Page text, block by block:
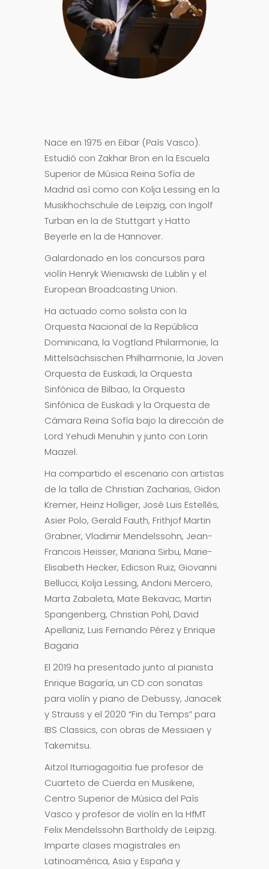
Nace en 1975 en Eibar (País Vasco).
Estudió con Zakhar Bron en la Escuela
Superior de Música Reina Sofía de
Madrid así como con Kolja Lessing en la
Musikhochschule de Leipzig, con Ingolf
Turban en la de Stuttgart y Hatto
Beyerle en la de Hannover.
Galardonado en los concursos para
violín Henryk Wieniawski de Lublin y el
European Broadcasting Union.
Ha actuado como solista con la
Orquesta Nacional de la República
Dominicana, la Vogtland Philarmonie, la
Mittelsächsischen Philharmonie, la Joven
Orquesta de Euskadi, la Orquesta
Sinfónica de Bilbao, la Orquesta
Sinfónica de Euskadi y la Orquesta de
Cámara Reina Sofía bajo la dirección de
Lord Yehudi Menuhin y junto con Lorin
Maazel.
Ha compartido el escenario con artistas
de la talla de Christian Zacharias, Gidon
Kremer, Heinz Holliger, José Luis Estellés,
Asier Polo, Gerald Fauth, Frithjof Martin
Grabner, Vladimir Mendelssohn, Jean-
Francois Heisser, Mariana Sirbu, Marie-
Elisabeth Hecker, Edicson Ruiz, Giovanni
Bellucci, Kolja Lessing, Andoni Mercero,
Marta Zabaleta, Mate Bekavac, Martin
Spangenberg, Christian Pohl, David
Apellaniz, Luis Fernando Pérez y Enrique
Bagaria
El 2019 ha presentado junto al pianista
Enrique Bagaría, un CD con sonatas
para violín y piano de Debussy, Janacek
y Strauss y el 2020 “Fin du Temps” para
IBS Classics, con obras de Messiaen y
Takemitsu.
Aitzol Iturriagagoitia fue profesor de
Cuarteto de Cuerda en Musikene,
Centro Superior de Música del País
Vasco y profesor de violín en la HfMT
Felix Mendelssohn Bartholdy de Leipzig.
Imparte clases magistrales en
Latinoamérica, Asia y España y